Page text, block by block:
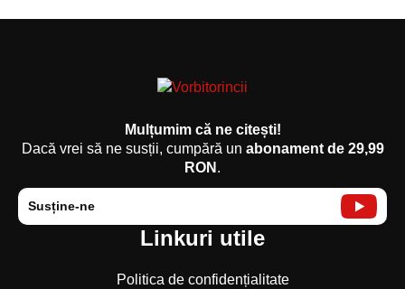
Mulțumim că ne citești!
Dacă vrei să ne susții, cumpără un abonament de 29,99
RON.
Susține-ne
Linkuri utile
Politica de confidențialitate